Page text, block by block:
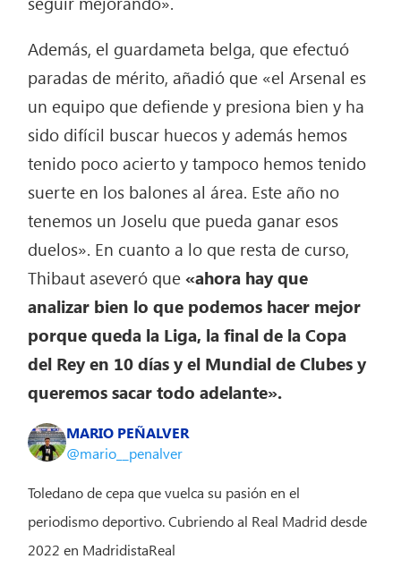
Además, el guardameta belga, que efectuó
paradas de mérito, añadió que «el Arsenal es
un equipo que defiende y presiona bien y ha
sido difícil buscar huecos y además hemos
tenido poco acierto y tampoco hemos tenido
suerte en los balones al área. Este año no
tenemos un Joselu que pueda ganar esos
duelos». En cuanto a lo que resta de curso,
Thibaut aseveró que«ahora hay que
analizar bien lo que podemos hacer mejor
porque queda la Liga, la final de la Copa
del Rey en 10 días y el Mundial de Clubes y
queremos sacar todo adelante».
MARIO PEÑALVER
@mario__penalver
Toledano de cepa que vuelca su pasión en el
periodismo deportivo. Cubriendo al Real Madrid desde
2022 en MadridistaReal